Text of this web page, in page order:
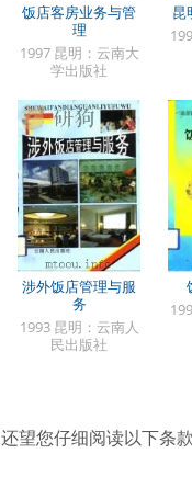
饭店客房业务与管
理
1997 昆明：云南大
学出版社
昆
涉外饭店管理与服
务
1993 昆明：云南人
民出版社
还望您仔细阅读以下条